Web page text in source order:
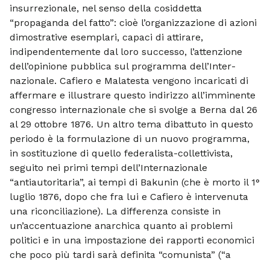
insurrezionale, nel senso della cosid­detta
“propaganda del fatto”: cioè l’or­ganizzazione di azioni
dimostrative esem­plari, capaci di attirare,
indipendentemen­te dal loro successo, l’attenzione
dell’opi­nione pubblica sul programma dell’Inter­
nazionale. Cafiero e Malatesta vengono in­caricati di
affermare e illustrare questo indirizzo all’imminente
congresso inter­nazionale che si svolge a Berna dal 26
al 29 ottobre 1876. Un altro tema dibattuto in questo
periodo è la formulazione di un nuovo programma,
in sostituzione di quello federalista-collettivista,
seguito nei primi tempi dell’Internazionale
“antiautoritaria”, ai tempi di Bakunin (che è morto il 1°
luglio 1876, dopo che fra lui e Cafiero è intervenuta
una riconciliazione). La differenza consiste in
un’accentuazione anarchica quanto ai problemi
politici e in una impostazione dei rapporti economici
che poco più tardi sarà definita “comunista” (“a